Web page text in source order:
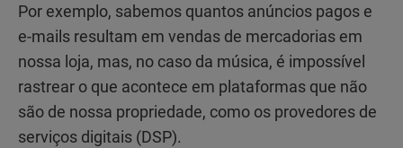
Por exemplo, sabemos quantos anúncios pagos e
e-mails resultam em vendas de mercadorias em
nossa loja, mas, no caso da música, é impossível
rastrear o que acontece em plataformas que não
são de nossa propriedade, como os provedores de
serviços digitais (DSP).